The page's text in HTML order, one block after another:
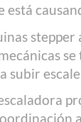
está
stepper
subir